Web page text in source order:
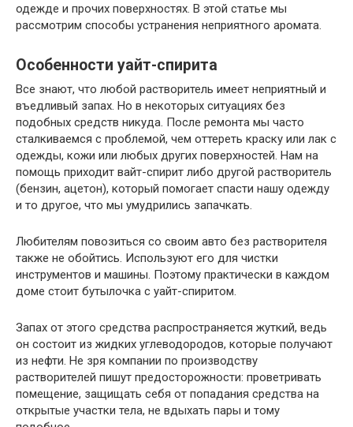
одежде и прочих поверхностях. В этой статье мы
рассмотрим способы устранения неприятного аромата.
Особенности уайт-спирита
Все знают, что любой растворитель имеет неприятный и
въедливый запах. Но в некоторых ситуациях без
подобных средств никуда. После ремонта мы часто
сталкиваемся с проблемой, чем оттереть краску или лак с
одежды, кожи или любых других поверхностей. Нам на
помощь приходит вайт-спирит либо другой растворитель
(бензин, ацетон), который помогает спасти нашу одежду
и то другое, что мы умудрились запачкать.
Любителям повозиться со своим авто без растворителя
также не обойтись. Используют его для чистки
инструментов и машины. Поэтому практически в каждом
доме стоит бутылочка с уайт-спиритом.
Запах от этого средства распространяется жуткий, ведь
он состоит из жидких углеводородов, которые получают
из нефти. Не зря компании по производству
растворителей пишут предосторожности: проветривать
помещение, защищать себя от попадания средства на
открытые участки тела, не вдыхать пары и тому